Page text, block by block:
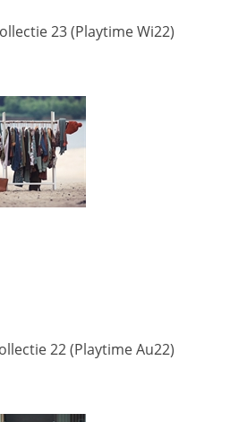
23 (Playtime Wi22)
22 (Playtime Au22)